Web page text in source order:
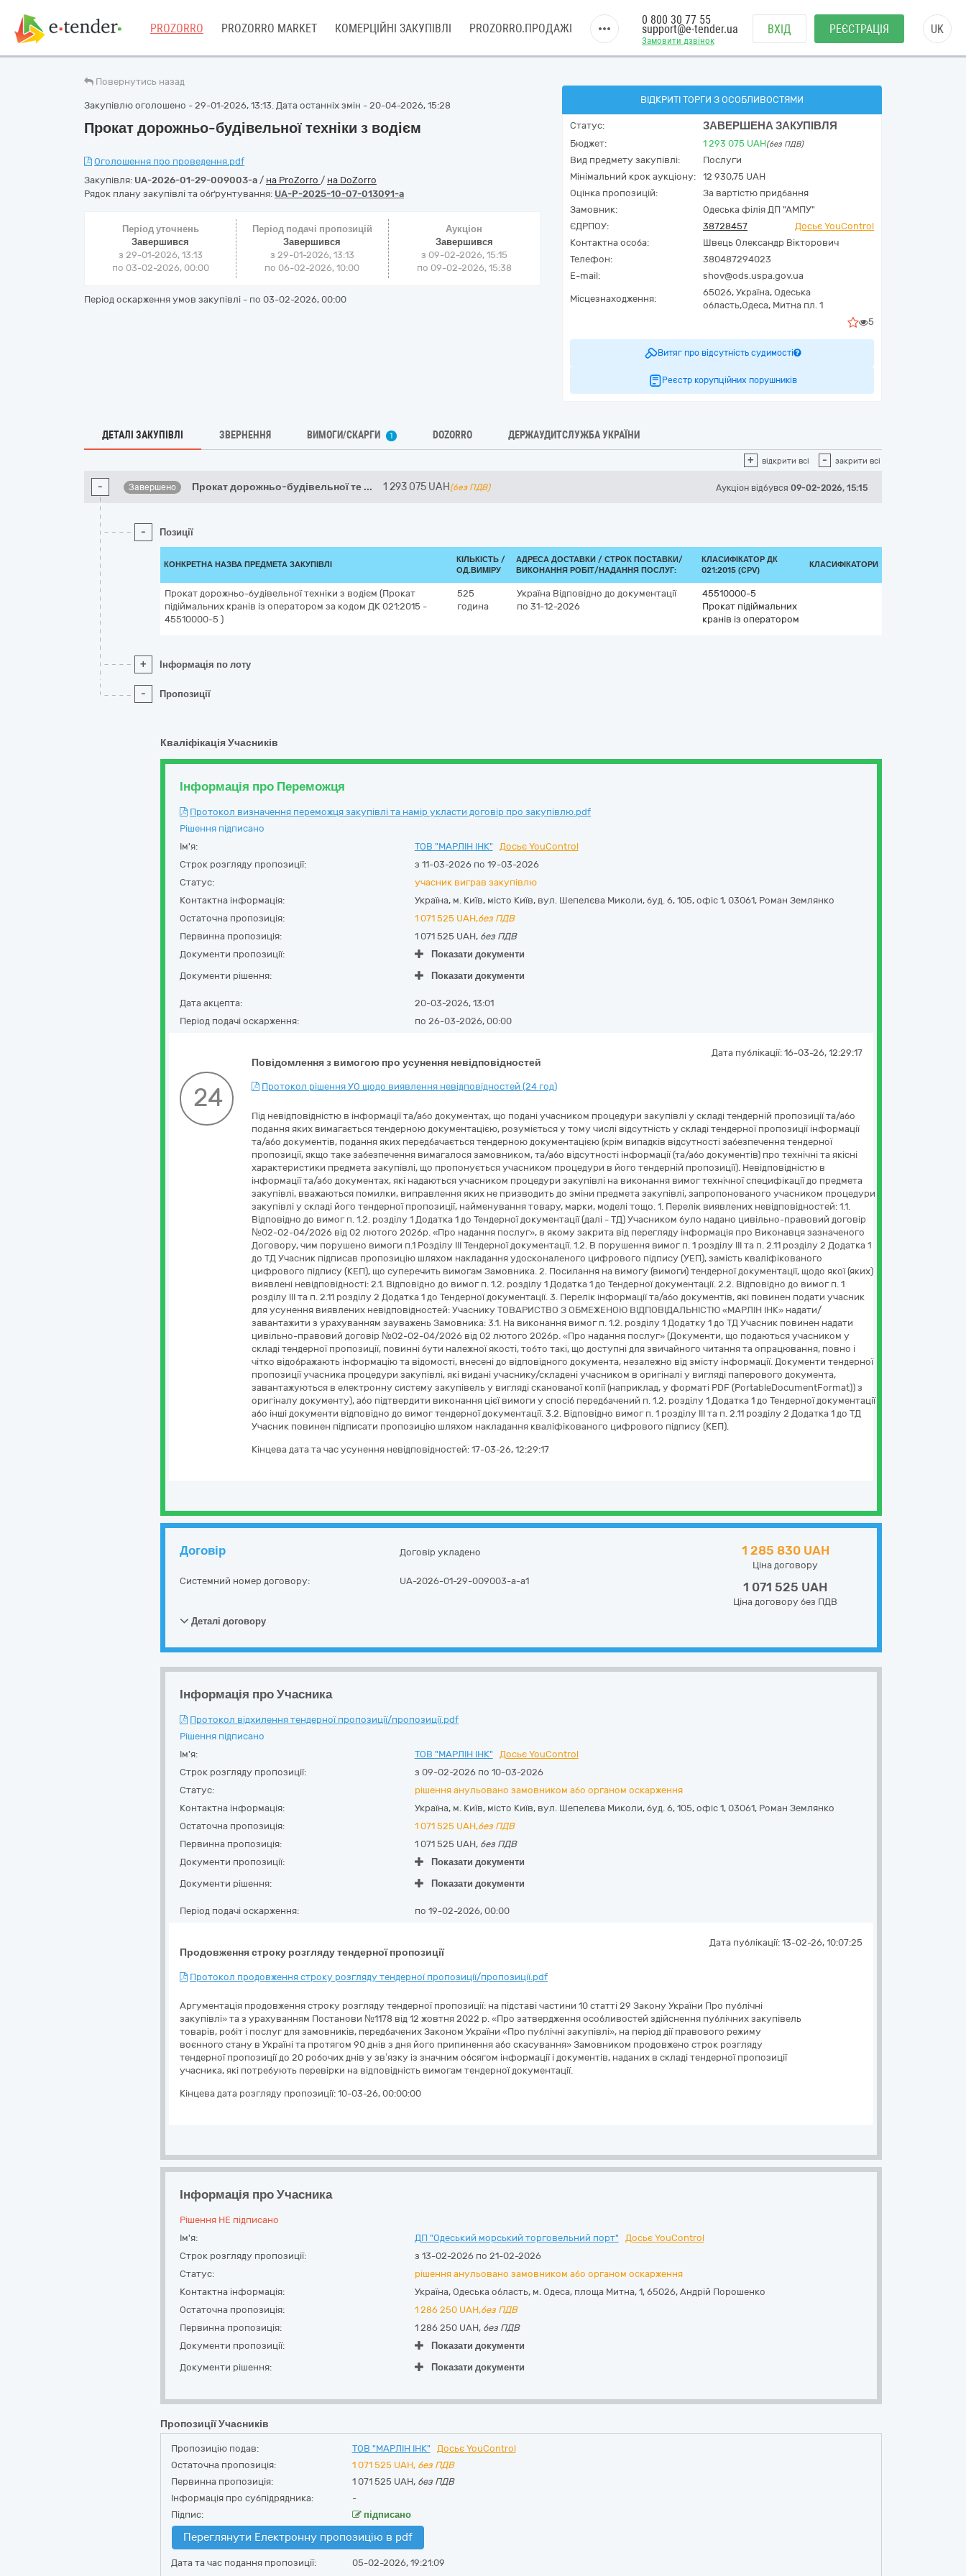
PROZORRO PROZORRO MARKET КОМЕРЦІЙНІ ЗАКУПІВЛІ PROZORRO.ПРОДАЖІ
Замовити дзвінок
0 800 30 77 55
support@e-tender.ua ВХІД РЕЄСТРАЦІЯ UK
Повернутись назад
Закупівлю оголошено - 29-01-2026, 13:13. Дата останніх змін - 20-04-2026, 15:28
Прокат дорожньо-будівельної техніки з водієм
Оголошення про проведення.pdf
Закупівля: UA-2026-01-29-009003-a / на ProZorro / на DoZorro
Рядок плану закупівлі та обґрунтування: UA-P-2025-10-07-013091-a
Період уточнень
Завершився
з 29-01-2026, 13:13
по 03-02-2026, 00:00
Період подачі пропозицій
Завершився
з 29-01-2026, 13:13
по 06-02-2026, 10:00
Аукціон
Завершився
з 09-02-2026, 15:15
по 09-02-2026, 15:38
Період оскарження умов закупівлі - по 03-02-2026, 00:00
ВІДКРИТІ ТОРГИ З ОСОБЛИВОСТЯМИ
Статус: ЗАВЕРШЕНА ЗАКУПІВЛЯ
Бюджет: 1 293 075 UAH(без ПДВ)
Вид предмету закупівлі:
Послуги
Мінімальний крок аукціону:
12 930,75 UAH
Оцінка пропозицій:
За вартістю придбання
Замовник:
Одеська філія ДП "АМПУ"
ЄДРПОУ:
38728457
Досьє YouControl
Контактна особа:
Швець Олександр Вікторович
Телефон:
380487294023
E-mail:
shov@ods.uspa.gov.ua
Місцезнаходження:
65026, Україна, Одеська
область,Одеса, Митна пл. 1
5
Витяг про відсутність судимості
Реєстр корупційних порушників
ДЕТАЛІ ЗАКУПІВЛІ ЗВЕРНЕННЯ ВИМОГИ/СКАРГИ 1 DOZORRO ДЕРЖАУДИТСЛУЖБА УКРАЇНИ
+ відкрити всі - закрити всі
- Завершено Прокат дорожньо-будівельної те ... 1 293 075 UAH (без ПДВ) Аукціон відбувся 09-02-2026, 15:15
- Позиції
КОНКРЕТНА НАЗВА ПРЕДМЕТА ЗАКУПІВЛІ
КІЛЬКІСТЬ /
ОД.ВИМІРУ
АДРЕСА ДОСТАВКИ / СТРОК ПОСТАВКИ/
ВИКОНАННЯ РОБІТ/НАДАННЯ ПОСЛУГ:
КЛАСИФІКАТОР ДК
021:2015 (CPV)
КЛАСИФІКАТОРИ
Прокат дорожньо-будівельної техніки з водієм (Прокат
підіймальних кранів із оператором за кодом ДК 021:2015 -
45510000-5 )
525
година
Україна Відповідно до документації
по 31-12-2026
45510000-5
Прокат підіймальних
кранів із оператором
+ Інформація по лоту
- Пропозиції
Кваліфікація Учасників
Інформація про Переможця
Протокол визначення переможця закупівлі та намір укласти договір про закупівлю.pdf
Рішення підписано
Ім'я:
ТОВ "МАРЛІН ІНК"
Досьє YouControl
Строк розгляду пропозиції:
з 11-03-2026 по 19-03-2026
Статус:
учасник виграв закупівлю
Контактна інформація:
Україна, м. Київ, місто Київ, вул. Шепелєва Миколи, буд. 6, 105, офіс 1, 03061, Роман Землянко
Остаточна пропозиція:
1 071 525 UAH,без ПДВ
Первинна пропозиція:
1 071 525 UAH, без ПДВ
Документи пропозиції:
Показати документи
Документи рішення:
Показати документи
Дата акцепта:
20-03-2026, 13:01
Період подачі оскарження:
по 26-03-2026, 00:00
Повідомлення з вимогою про усунення невідповідностей
Дата публікації: 16-03-26, 12:29:17
24 Протокол рішення УО щодо виявлення невідповідностей (24 год)
Під невідповідністю в інформації та/або документах, що подані учасником процедури закупівлі у складі тендерній пропозиції та/або
подання яких вимагається тендерною документацією, розуміється у тому числі відсутність у складі тендерної пропозиції інформації
та/або документів, подання яких передбачається тендерною документацією (крім випадків відсутності забезпечення тендерної
пропозиції, якщо таке забезпечення вимагалося замовником, та/або відсутності інформації (та/або документів) про технічні та якісні
характеристики предмета закупівлі, що пропонується учасником процедури в його тендерній пропозиції). Невідповідністю в
інформації та/або документах, які надаються учасником процедури закупівлі на виконання вимог технічної специфікації до предмета
закупівлі, вважаються помилки, виправлення яких не призводить до зміни предмета закупівлі, запропонованого учасником процедури
закупівлі у складі його тендерної пропозиції, найменування товару, марки, моделі тощо. 1. Перелік виявлених невідповідностей: 1.1.
Відповідно до вимог п. 1.2. розділу 1 Додатка 1 до Тендерної документації (далі - ТД) Учасником було надано цивільно-правовий договір
№02-02-04/2026 від 02 лютого 2026р. «Про надання послуг», в якому закрита від перегляду інформація про Виконавця зазначеного
Договору, чим порушено вимоги п.1 Розділу ІІІ Тендерної документації. 1.2. В порушення вимог п. 1 розділу ІІІ та п. 2.11 розділу 2 Додатка 1
до ТД Учасник підписав пропозицію шляхом накладання удосконаленого цифрового підпису (УЕП), замість кваліфікованого
цифрового підпису (КЕП), що суперечить вимогам Замовника. 2. Посилання на вимогу (вимоги) тендерної документації, щодо якої (яких)
виявлені невідповідності: 2.1. Відповідно до вимог п. 1.2. розділу 1 Додатка 1 до Тендерної документації. 2.2. Відповідно до вимог п. 1
розділу ІІІ та п. 2.11 розділу 2 Додатка 1 до Тендерної документації. 3. Перелік інформації та/або документів, які повинен подати учасник
для усунення виявлених невідповідностей: Учаснику ТОВАРИСТВО З ОБМЕЖЕНОЮ ВІДПОВІДАЛЬНІСТЮ «МАРЛІН ІНК» надати/
завантажити з урахуванням зауважень Замовника: 3.1. На виконання вимог п. 1.2. розділу 1 Додатку 1 до ТД Учасник повинен надати
цивільно-правовий договір №02-02-04/2026 від 02 лютого 2026р. «Про надання послуг» (Документи, що подаються учасником у
складі тендерної пропозиції, повинні бути належної якості, тобто такі, що доступні для звичайного читання та опрацювання, повно і
чітко відображають інформацію та відомості, внесені до відповідного документа, незалежно від змісту інформації. Документи тендерної
пропозиції учасника процедури закупівлі, які видані учаснику/складені учасником в оригіналі у вигляді паперового документа,
завантажуються в електронну систему закупівель у вигляді сканованої копії (наприклад, у форматі PDF (PortableDocumentFormat)) з
оригіналу документу), або підтвердити виконання цієї вимоги у спосіб передбачений п. 1.2. розділу 1 Додатка 1 до Тендерної документації
або інші документи відповідно до вимог тендерної документації. 3.2. Відповідно вимог п. 1 розділу ІІІ та п. 2.11 розділу 2 Додатка 1 до ТД
Учасник повинен підписати пропозицію шляхом накладання кваліфікованого цифрового підпису (КЕП).
Кінцева дата та час усунення невідповідностей: 17-03-26, 12:29:17
Договір Договір укладено
Системний номер договору: UA-2026-01-29-009003-a-a1
1 285 830 UAH
Ціна договору
1 071 525 UAH
Ціна договору без ПДВ
Деталі договору
Інформація про Учасника
Протокол відхилення тендерної пропозиції/пропозиції.pdf
Рішення підписано
Ім'я:
ТОВ "МАРЛІН ІНК"
Досьє YouControl
Строк розгляду пропозиції:
з 09-02-2026 по 10-03-2026
Статус:
рішення анульовано замовником або органом оскарження
Контактна інформація:
Україна, м. Київ, місто Київ, вул. Шепелєва Миколи, буд. 6, 105, офіс 1, 03061, Роман Землянко
Остаточна пропозиція:
1 071 525 UAH,без ПДВ
Первинна пропозиція:
1 071 525 UAH, без ПДВ
Документи пропозиції:
Показати документи
Документи рішення:
Показати документи
Період подачі оскарження: по 19-02-2026, 00:00
Продовження строку розгляду тендерної пропозиції
Дата публікації: 13-02-26, 10:07:25
Протокол продовження строку розгляду тендерної пропозиції/пропозиції.pdf
Аргументація продовження строку розгляду тендерної пропозиції: на підставі частини 10 статті 29 Закону України Про публічні
закупівлі» та з урахуванням Постанови №1178 від 12 жовтня 2022 р. «Про затвердження особливостей здійснення публічних закупівель
товарів, робіт і послуг для замовників, передбачених Законом України «Про публічні закупівлі», на період дії правового режиму
воєнного стану в Україні та протягом 90 днів з дня його припинення або скасування» Замовником продовжено строк розгляду
тендерної пропозиції до 20 робочих днів у зв’язку із значним обсягом інформації і документів, наданих в складі тендерної пропозиції
учасника, які потребують перевірки на відповідність вимогам тендерної документації.
Кінцева дата розгляду пропозиції: 10-03-26, 00:00:00
Інформація про Учасника
Рішення НЕ підписано
Ім'я:
ДП "Одеський морський торговельний порт"
Досьє YouControl
Строк розгляду пропозиції:
з 13-02-2026 по 21-02-2026
Статус:
рішення анульовано замовником або органом оскарження
Контактна інформація:
Україна, Одеська область, м. Одеса, площа Митна, 1, 65026, Андрій Порошенко
Остаточна пропозиція:
1 286 250 UAH,без ПДВ
Первинна пропозиція:
1 286 250 UAH, без ПДВ
Документи пропозиції:
Показати документи
Документи рішення:
Показати документи
Пропозиції Учасників
Пропозицію подав: ТОВ "МАРЛІН ІНК"
Досьє YouControl
Остаточна пропозиція:
1 071 525 UAH, без ПДВ
Первинна пропозиція:
1 071 525 UAH, без ПДВ
Інформація про субпідрядника:
-
Підпис:
підписано
Переглянути Електронну пропозицію в pdf
Дата та час подання пропозиції:
05-02-2026, 19:21:09